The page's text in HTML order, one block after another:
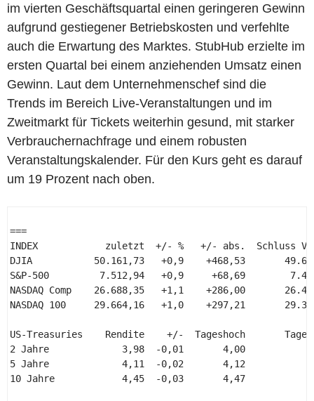
im vierten Geschäftsquartal einen geringeren Gewinn
aufgrund gestiegener Betriebskosten und verfehlte
auch die Erwartung des Marktes. StubHub erzielte im
ersten Quartal bei einem anziehenden Umsatz einen
Gewinn. Laut dem Unternehmenschef sind die
Trends im Bereich Live-Veranstaltungen und im
Zweitmarkt für Tickets weiterhin gesund, mit starker
Verbrauchernachfrage und einem robusten
Veranstaltungskalender. Für den Kurs geht es darauf
um 19 Prozent nach oben.
===
INDEX            zuletzt  +/- %   +/- abs.  Schluss
DJIA           50.161,73   +0,9    +468,53
S&P-500         7.512,94   +0,9     +68,69
NASDAQ Comp    26.688,35   +1,1    +286,00
NASDAQ 100     29.664,16   +1,0    +297,21
US-Treasuries    Rendite    +/-  Tageshoch
2 Jahre             3,98  -0,01       4,00
5 Jahre             4,11  -0,02       4,12
10 Jahre            4,45  -0,03       4,47